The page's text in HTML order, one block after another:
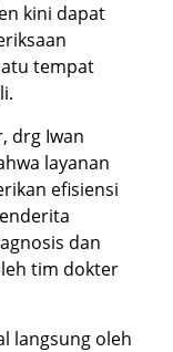
kini dapat
tempat
drg Iwan
layanan
efisiensi
dan
tim dokter
langsung oleh